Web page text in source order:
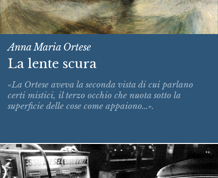
Anna Maria Ortese
La lente scura
«La Ortese aveva la seconda vista di cui parlano
certi mistici, il terzo occhio che nuota sotto la
superficie delle cose come appaiono...».